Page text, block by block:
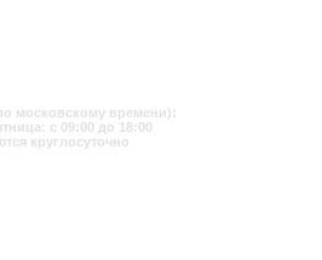
московскому времени):
с 09:00 до 18:00
круглосуточно